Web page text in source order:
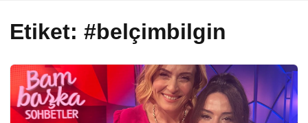
Etiket: #belçimbilgin